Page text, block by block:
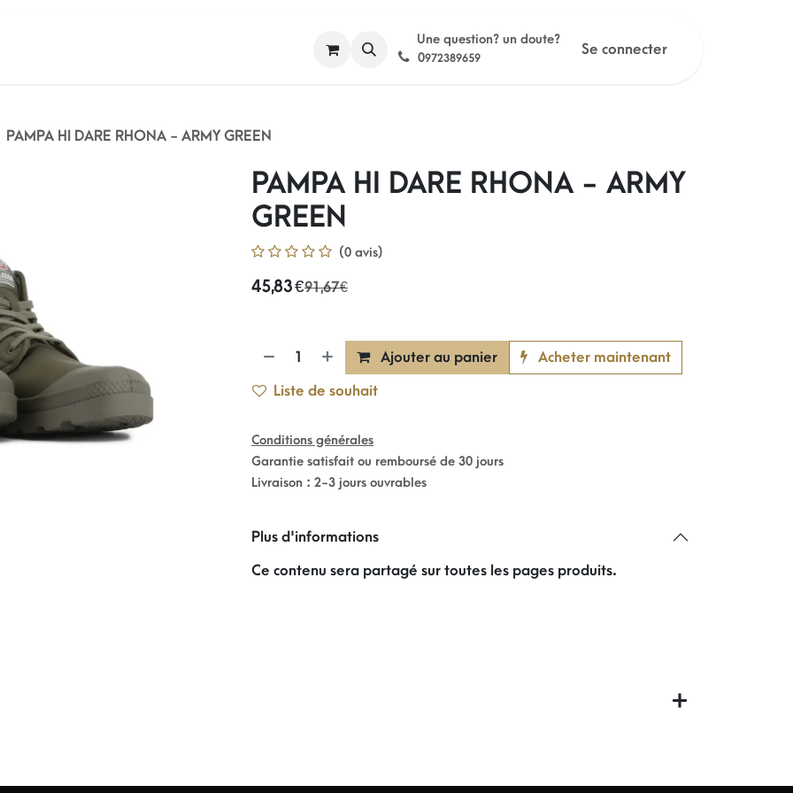
Une question? un doute?
0972389659
Se connecter
PAMPA HI DARE RHONA - ARMY GREEN
PAMPA HI DARE RHONA - ARMY
GREEN
(0 avis)
45,83€91,67€
Ajouter au panier Acheter maintenant
Liste de souhait
Conditions générales
Garantie satisfait ou remboursé de 30 jours
Livraison : 2-3 jours ouvrables
Plus d'informations
Ce contenu sera partagé sur toutes les pages produits.